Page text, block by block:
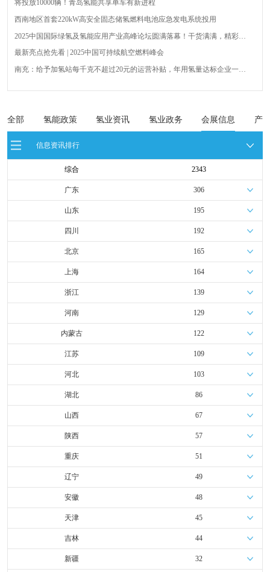
将投放10000辆！青岛氢能共享单车有新进程
西南地区首套220kW高安全固态储氢燃料电池应急发电系统投用
2025中国国际绿氢及氢能应用产业高峰论坛圆满落幕！干货满满，精彩瞬
最新亮点抢先看 | 2025中国可持续航空燃料峰会
南充：给予加氢站每千克不超过20元的运营补贴，年用氢量达标企业一次
成果验收工作会议在呼伦贝尔举行
新疆俊瑞温宿规模化制绿氢项目开工仪式在温宿县成功举办
产业发展举办交流会
全部 氢能政策 氢业资讯 氢业政务 会展信息 产
信息资讯排行
综合 2343
广东 306
山东 195
四川 192
北京 165
上海 164
浙江 139
河南 129
内蒙古 122
江苏 109
河北 103
湖北 86
山西 67
陕西 57
重庆 51
辽宁 49
安徽 48
天津 45
吉林 44
新疆 32